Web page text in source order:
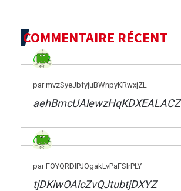
COMMENTAIRE RÉCENT
par mvzSyeJbfyjuBWnpyKRwxjZL
aehBmcUAlewzHqKDXEALACZ
par FOYQRDlPJOgakLvPaFSlrPLY
tjDKiwOAicZvQJtubtjDXYZ